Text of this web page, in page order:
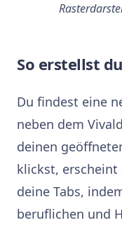
So erstellst
Du findest eine
neben dem
deinen
klickst, erscheint
deine Tabs,
beruflichen und